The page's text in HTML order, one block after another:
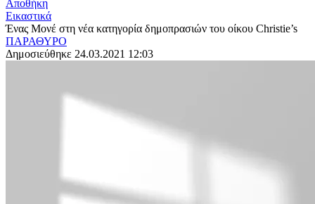
Αποθήκη
Εικαστικά
Ένας Μονέ στη νέα κατηγορία δημοπρασιών του οίκου Christie’s
ΠΑΡΑΘΥΡΟ
Δημοσιεύθηκε 24.03.2021 12:03